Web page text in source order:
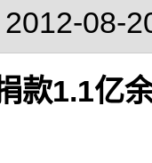
08-
款1.1亿